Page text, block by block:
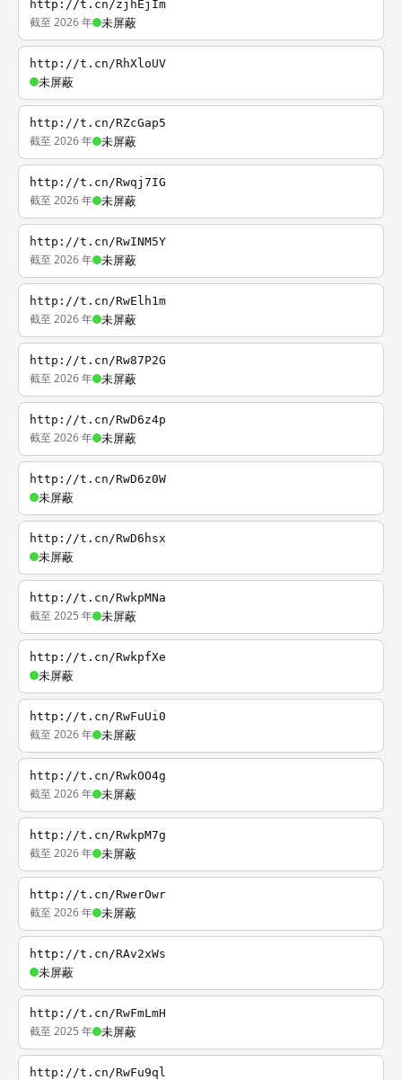
http://t.cn/zjhEjIm
截至 2026 年 未屏蔽
http://t.cn/RhXloUV
未屏蔽
http://t.cn/RZcGap5
截至 2026 年 未屏蔽
http://t.cn/Rwqj7IG
截至 2026 年 未屏蔽
http://t.cn/RwINM5Y
截至 2026 年 未屏蔽
http://t.cn/RwElh1m
截至 2026 年 未屏蔽
http://t.cn/Rw87P2G
截至 2026 年 未屏蔽
http://t.cn/RwD6z4p
截至 2026 年 未屏蔽
http://t.cn/RwD6z0W
未屏蔽
http://t.cn/RwD6hsx
未屏蔽
http://t.cn/RwkpMNa
截至 2025 年 未屏蔽
http://t.cn/RwkpfXe
未屏蔽
http://t.cn/RwFuUi0
截至 2026 年 未屏蔽
http://t.cn/RwkOO4g
截至 2026 年 未屏蔽
http://t.cn/RwkpM7g
截至 2026 年 未屏蔽
http://t.cn/RwerOwr
截至 2026 年 未屏蔽
http://t.cn/RAv2xWs
未屏蔽
http://t.cn/RwFmLmH
截至 2025 年 未屏蔽
http://t.cn/RwFu9ql